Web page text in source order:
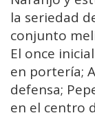
la seriedad
conjunto
El once
en portería;
defensa;
en el centro